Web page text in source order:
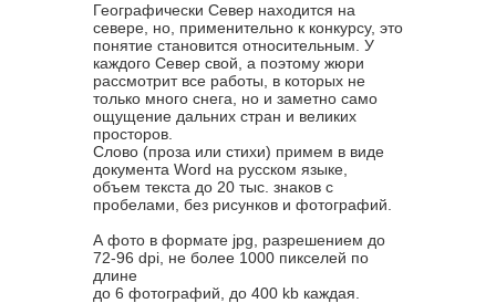
Географически Север находится на
севере, но, применительно к конкурсу, это
понятие становится относительным. У
каждого Север свой, а поэтому жюри
рассмотрит все работы, в которых не
только много снега, но и заметно само
ощущение дальних стран и великих
просторов.
Слово (проза или стихи) примем в виде
документа Word на русском языке,
объем текста до 20 тыс. знаков с
пробелами, без рисунков и фотографий.
А фото в формате jpg, разрешением до
72-96 dpi, не более 1000 пикселей по
длине
до 6 фотографий, до 400 kb каждая.